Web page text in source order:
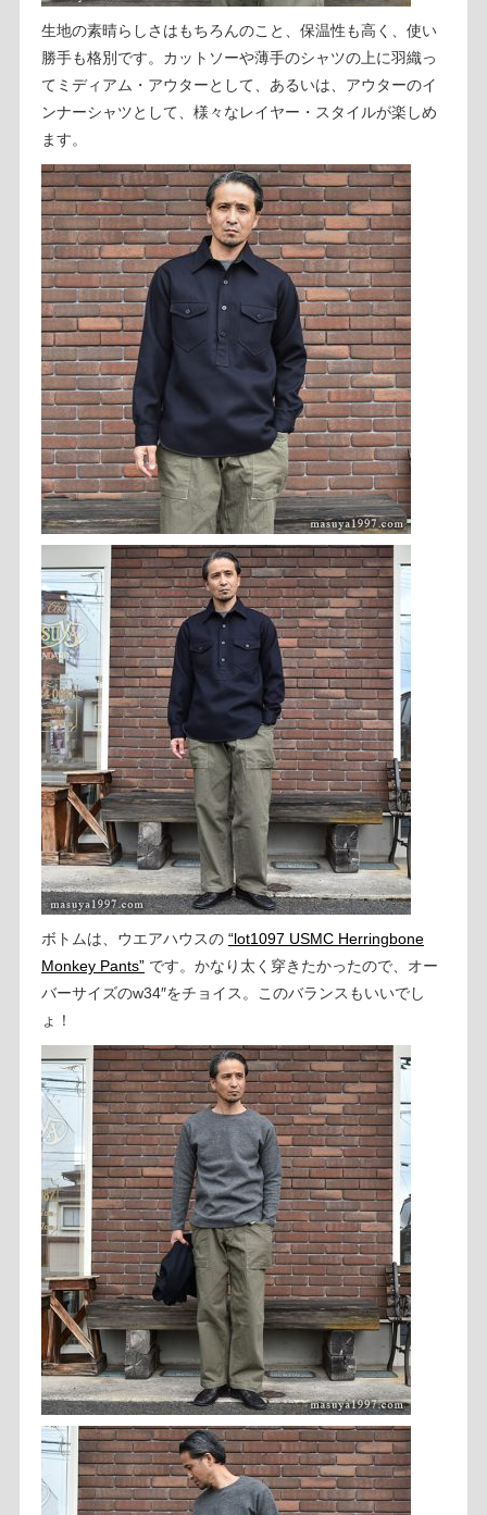
生地の素晴らしさはもちろんのこと、保温性も高く、使い
勝手も格別です。カットソーや薄手のシャツの上に羽織っ
てミディアム・アウターとして、あるいは、アウターのイ
ンナーシャツとして、様々なレイヤー・スタイルが楽しめ
ます。
ボトムは、ウエアハウスの “lot1097 USMC Herringbone
Monkey Pants”です。かなり太く穿きたかったので、オー
バーサイズのw34″をチョイス。このバランスもいいでし
ょ！